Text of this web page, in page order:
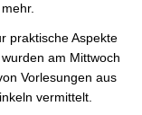
praktische Aspekte
am Mittwoch
Vorlesungen aus
vermittelt.